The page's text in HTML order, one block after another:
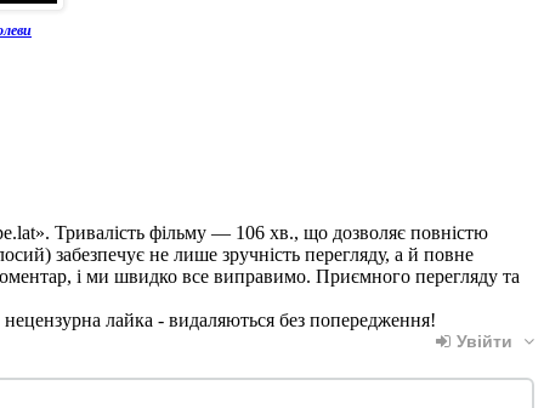
Тривалість фільму — 106 хв., що дозволяє повністю
забезпечує не лише зручність перегляду, а й повне
і ми швидко все виправимо. Приємного перегляду та
лайка - видаляються без попередження!